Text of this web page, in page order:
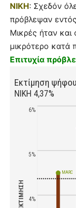
ΝΙΚΗ: Σχεδόν
πρόβλεψαν
Μικρές ήταν και
μικρότερο κατά
Επιτυχία